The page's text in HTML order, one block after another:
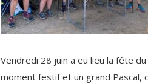
Vendredi 28 juin a eu lieu la fête
moment festif et un grand Pascal,